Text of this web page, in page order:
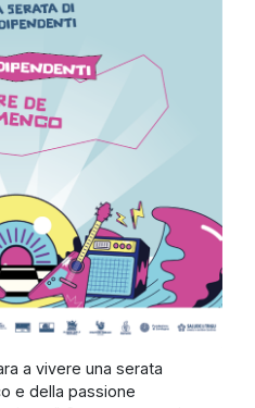
a vivere una serata
e della passione